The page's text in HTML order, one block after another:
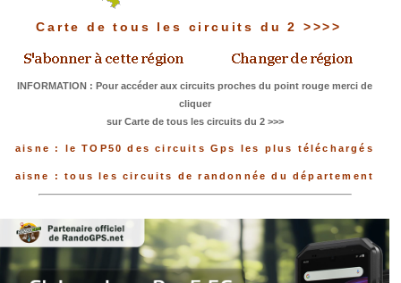
Carte de tous les circuits du 2 >>>>
INFORMATION : Pour accéder aux circuits proches du point rouge merci de
cliquer
sur Carte de tous les circuits du 2 >>>
aisne : le TOP50 des circuits Gps les plus téléchargés
aisne : tous les circuits de randonnée du département